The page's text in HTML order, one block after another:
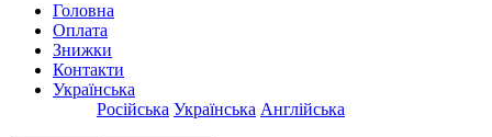
Головна
Оплата
Знижки
Контакти
Українська
Російська Українська Англійська